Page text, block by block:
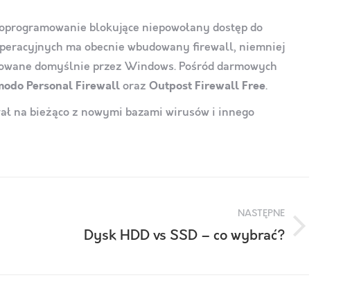
blokujące niepowołany dostęp do
ma obecnie wbudowany firewall, niemniej
domyślnie przez Windows. Pośród darmowych
Personal Firewall oraz Outpost Firewall Free.
na bieżąco z nowymi bazami wirusów i innego
NASTĘPNE
Dysk HDD vs SSD – co wybrać?